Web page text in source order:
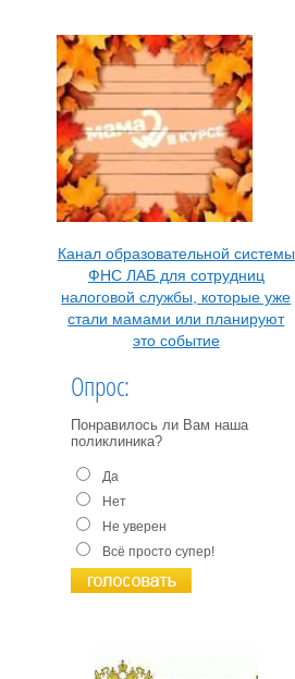
Канал образовательной системы
ФНС ЛАБ для сотрудниц
налоговой службы, которые уже
стали мамами или планируют
это событие
Опрос:
Понравилось ли Вам наша
поликлиника?
Да
Нет
Не уверен
Всё просто супер!